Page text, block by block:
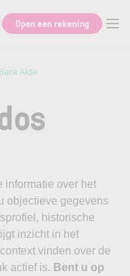
naar informatie
Open een rekening
Aktie
informatie over het
objectieve gegevens
historische
inzicht in het
vinden over de
actief is. Bent u op